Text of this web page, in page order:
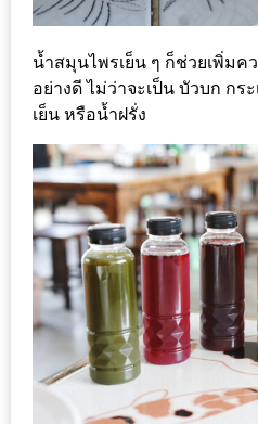
หมู
กระทะ
ทั่ว
เชียงใหม่
TOP30
ราคา
ไม่
เกิน
200
บาท
รีวิว
ดี
กับ
น้ำสมุนไพรเย็น ๆ ก็ช่วยเพิ่ม
อย่างดี ไม่ว่าจะเป็น บัวบก กร
เย็น หรือน้ำฝรั่ง